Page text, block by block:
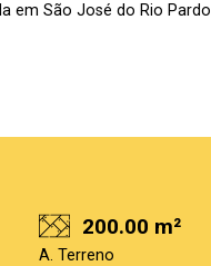
em São José do Rio Pardo
200.00 m²
A. Terreno